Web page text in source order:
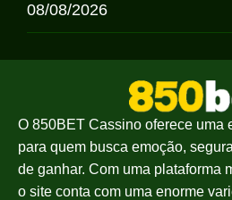
08/08/2026
O 850BET Cassino oferece uma
para quem busca emoção,
de ganhar. Com uma plataforma
o site conta com uma enorme